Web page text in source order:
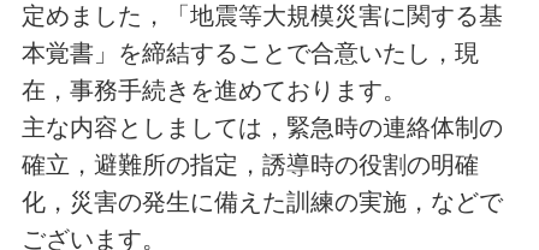
定めました，「地震等大規模災害に関する基
本覚書」を締結することで合意いたし，現
在，事務手続きを進めております。
主な内容としましては，緊急時の連絡体制の
確立，避難所の指定，誘導時の役割の明確
化，災害の発生に備えた訓練の実施，などで
ございます。